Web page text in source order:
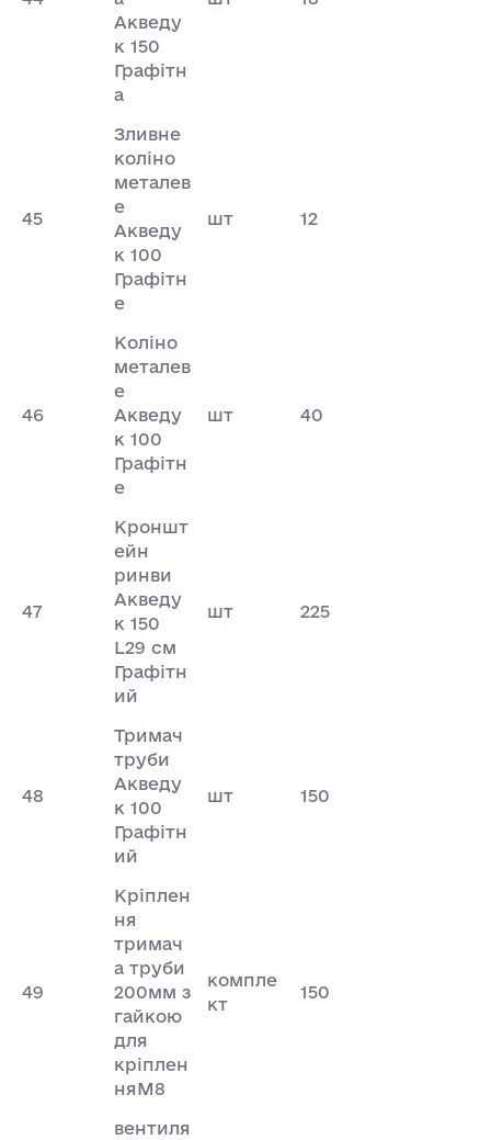
Акведу
к 150
Графітн
а
45
Зливне
коліно
металев
е
Акведу
к 100
Графітн
е
шт 12
46
Коліно
металев
е
Акведу
к 100
Графітн
е
шт 40
47
Кроншт
ейн
ринви
Акведу
к 150
L29 см
Графітн
ий
шт 225
48
Тримач
труби
Акведу
к 100
Графітн
ий
шт 150
49
Кріплен
ня
тримач
а труби
200мм з
гайкою
для
кріплен
няМ8
компле
кт
150
вентиля